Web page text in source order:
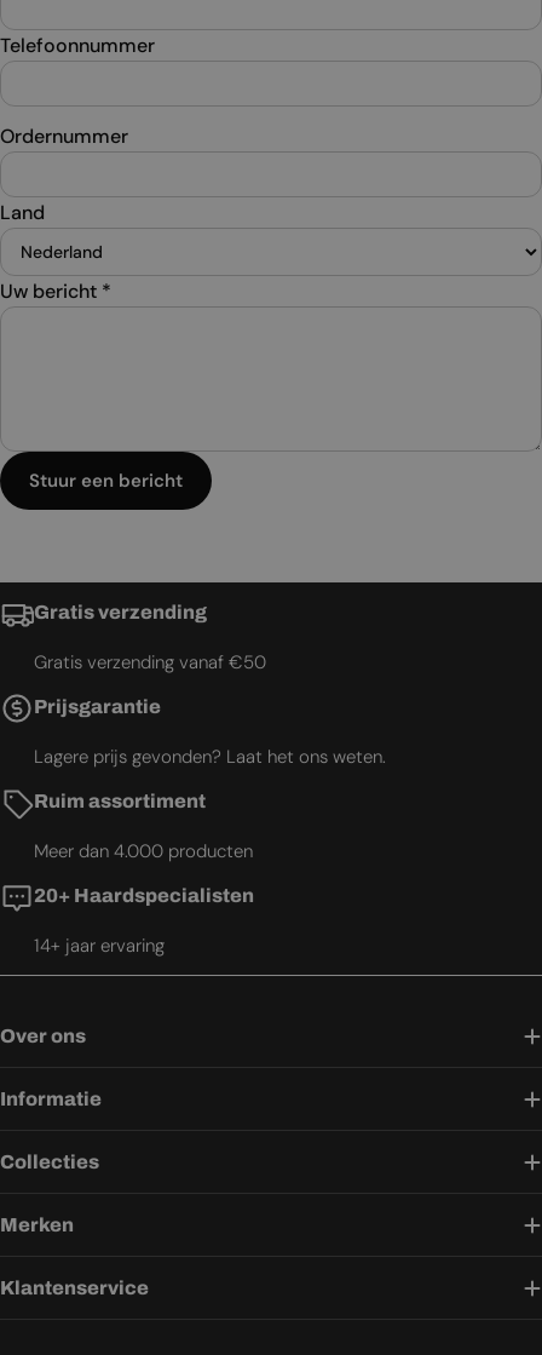
Telefoonnummer
Ordernummer
Land
Uw bericht *
Stuur een bericht
Gratis verzending
Gratis verzending vanaf €50
Prijsgarantie
Lagere prijs gevonden? Laat het ons weten.
Ruim assortiment
Meer dan 4.000 producten
20+ Haardspecialisten
14+ jaar ervaring
Over ons
Informatie
Collecties
Merken
Klantenservice